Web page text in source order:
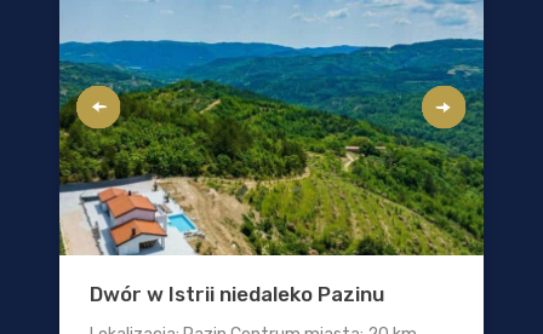
Dwór w Istrii niedaleko Pazinu